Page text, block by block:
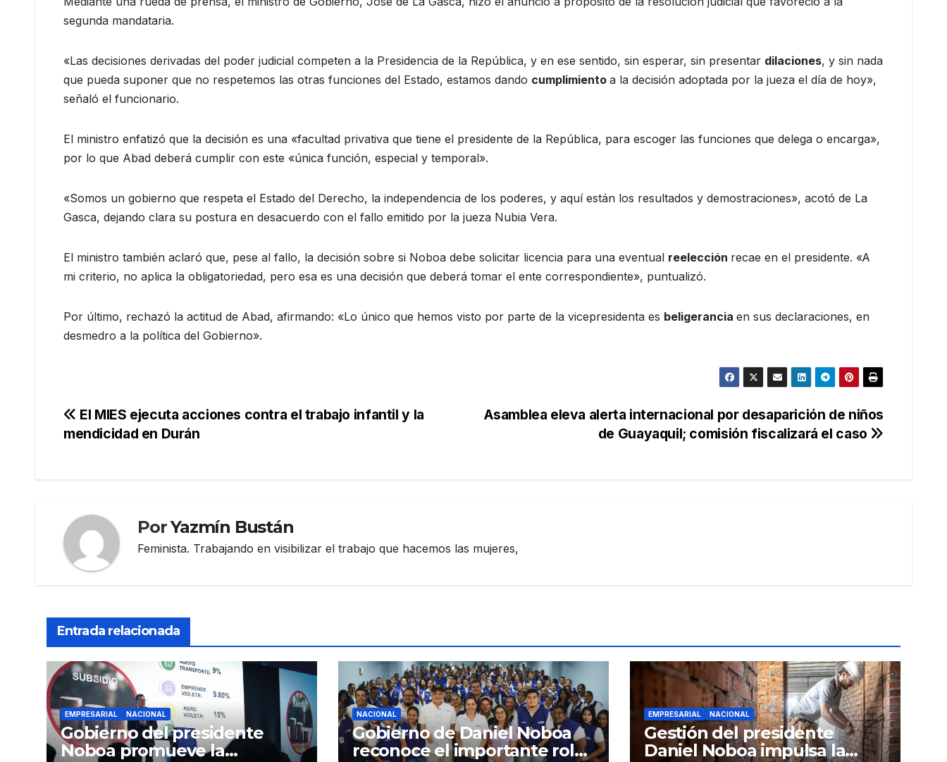
segunda mandataria.
«Las decisiones derivadas del poder judicial competen a la Presidencia de la República, y en ese sentido, sin esperar, sin presentar dilaciones, y sin nada
que pueda suponer que no respetemos las otras funciones del Estado, estamos dando cumplimiento a la decisión adoptada por la jueza el día de hoy»,
señaló el funcionario.
El ministro enfatizó que la decisión es una «facultad privativa que tiene el presidente de la República, para escoger las funciones que delega o encarga»,
por lo que Abad deberá cumplir con este «única función, especial y temporal».
«Somos un gobierno que respeta el Estado del Derecho, la independencia de los poderes, y aquí están los resultados y demostraciones», acotó de La
Gasca, dejando clara su postura en desacuerdo con el fallo emitido por la jueza Nubia Vera.
El ministro también aclaró que, pese al fallo, la decisión sobre si Noboa debe solicitar licencia para una eventual reelección recae en el presidente. «A
mi criterio, no aplica la obligatoriedad, pero esa es una decisión que deberá tomar el ente correspondiente», puntualizó.
Por último, rechazó la actitud de Abad, afirmando: «Lo único que hemos visto por parte de la vicepresidenta es beligerancia en sus declaraciones, en
desmedro a la política del Gobierno».
Navegación
Asamblea eleva alerta internacional por desaparición de niños
de Guayaquil; comisión fiscalizará el caso
El MIES ejecuta acciones contra el trabajo infantil y la
mendicidad en Durán
PorYazmín Bustán
Feminista. Trabajando en visibilizar el trabajo que hacemos las mujeres,
Entrada relacionada
EMPRESARIAL NACIONAL
Gobierno del presidente
Noboa promueve la
NACIONAL
Gobierno de Daniel Noboa
reconoce el importante rol
EMPRESARIAL NACIONAL
Gestión del presidente
Daniel Noboa impulsa la